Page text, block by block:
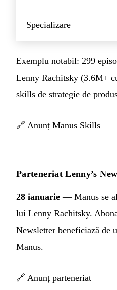
Specializare
Exemplu notabil: 299
Lenny Rachitsky (3.6M+
skills de strategie de
🔗 Anunț Manus Skills
Parteneriat Lenny’s
28 ianuarie — Manus se
lui Lenny Rachitsky.
Newsletter beneficiază de
Manus.
🔗 Anunț parteneriat